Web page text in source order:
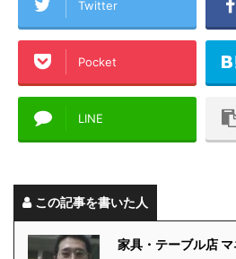
Twitter
Pocket
LINE
この記事を書いた人
家具・テーブル店